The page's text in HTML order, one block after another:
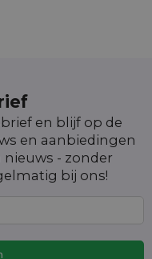
en blijf op de
en aanbiedingen
- zonder
bij ons!